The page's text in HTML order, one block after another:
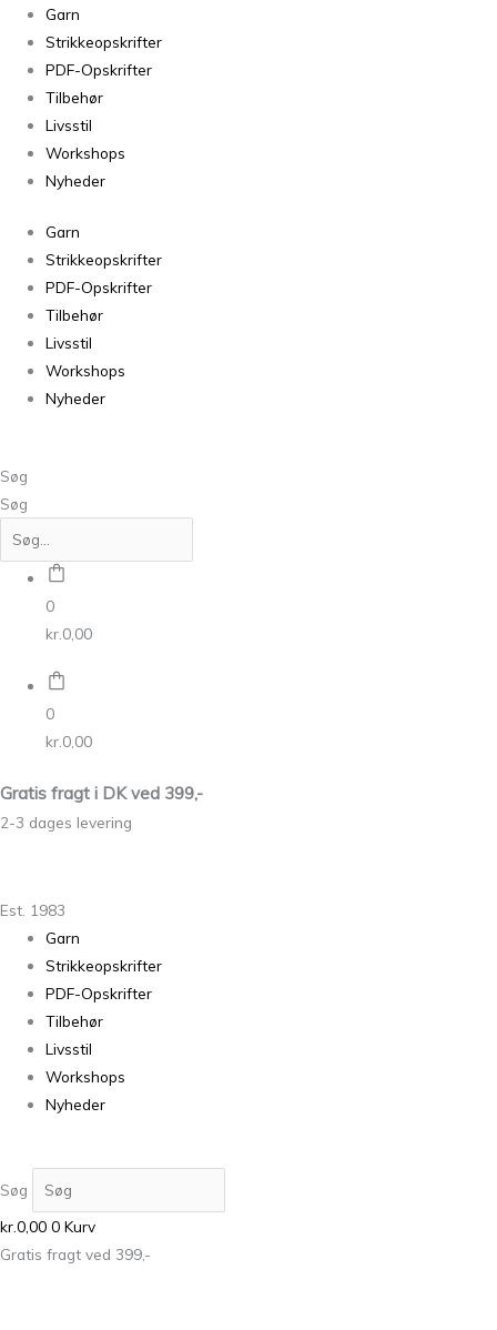
Garn
Strikkeopskrifter
PDF-Opskrifter
Tilbehør
Livsstil
Workshops
Nyheder
Garn
Strikkeopskrifter
PDF-Opskrifter
Tilbehør
Livsstil
Workshops
Nyheder
Søg
Søg
0
kr. 0,00
0
kr. 0,00
Gratis fragt i DK ved 399,-
2-3 dages levering
Est. 1983
Garn
Strikkeopskrifter
PDF-Opskrifter
Tilbehør
Livsstil
Workshops
Nyheder
Søg
kr.0,00 0 Kurv
Gratis fragt ved 399,-